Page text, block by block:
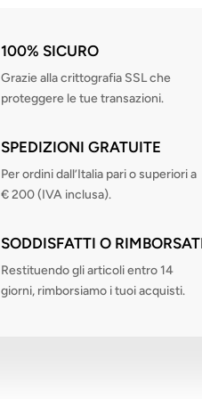
100% SICURO
Grazie alla crittografia SSL che
proteggere le tue transazioni.
SPEDIZIONI GRATUITE
Per ordini dall’Italia pari o superiori a
€ 200 (IVA inclusa).
SODDISFATTI O
Restituendo gli articoli entro 14
giorni, rimborsiamo i tuoi acquisti.